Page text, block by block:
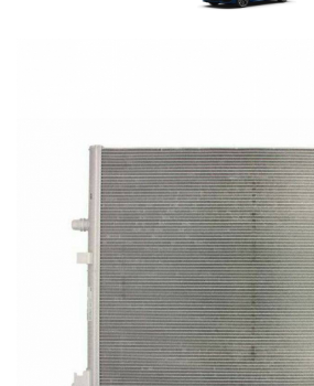
Angrenare roată
Burduf planetară
Planetară
Antrenare punte